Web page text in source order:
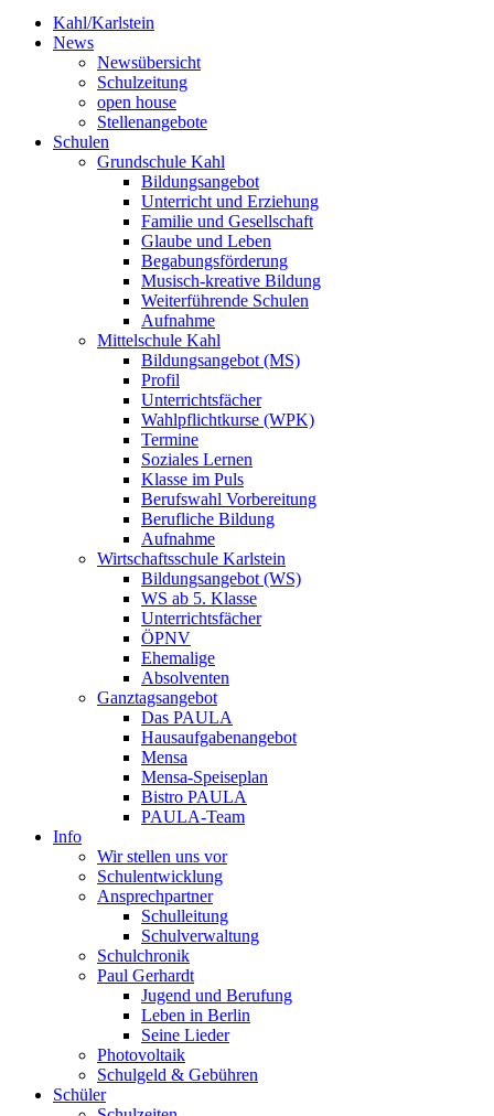
Kahl/Karlstein
News
Newsübersicht
Schulzeitung
open house
Stellenangebote
Schulen
Grundschule Kahl
Bildungsangebot
Unterricht und Erziehung
Familie und Gesellschaft
Glaube und Leben
Begabungsförderung
Musisch-kreative Bildung
Weiterführende Schulen
Aufnahme
Mittelschule Kahl
Bildungsangebot (MS)
Profil
Unterrichtsfächer
Wahlpflichtkurse (WPK)
Termine
Soziales Lernen
Klasse im Puls
Berufswahl Vorbereitung
Berufliche Bildung
Aufnahme
Wirtschaftsschule Karlstein
Bildungsangebot (WS)
WS ab 5. Klasse
Unterrichtsfächer
ÖPNV
Ehemalige
Absolventen
Ganztagsangebot
Das PAULA
Hausaufgabenangebot
Mensa
Mensa-Speiseplan
Bistro PAULA
PAULA-Team
Info
Wir stellen uns vor
Schulentwicklung
Ansprechpartner
Schulleitung
Schulverwaltung
Schulchronik
Paul Gerhardt
Jugend und Berufung
Leben in Berlin
Seine Lieder
Photovoltaik
Schulgeld & Gebühren
Schüler